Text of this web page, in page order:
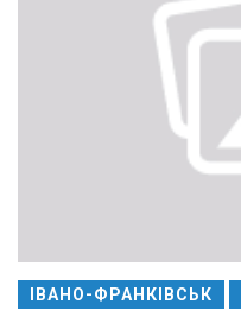
ІВАНО-ФРАНКІВСЬК